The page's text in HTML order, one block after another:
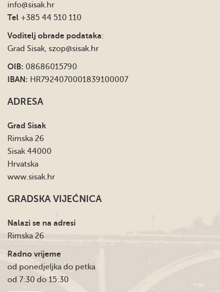
info@sisak.hr
Tel +385 44 510 110
Voditelj obrade podataka:
Grad Sisak, szop@sisak.hr
OIB: 08686015790
IBAN: HR7924070001839100007
ADRESA
Grad Sisak
Rimska 26
Sisak 44000
Hrvatska
www.sisak.hr
GRADSKA VIJEĆNICA
Nalazi se na adresi
Rimska 26
Radno vrijeme
od ponedjeljka do petka
od 7:30 do 15:30